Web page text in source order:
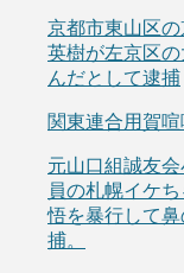
京都市東山区
英樹が左京区
んだとして逮捕
関東連合用賀
元山口組誠友
員の札幌イケ
悟を暴行して
捕。